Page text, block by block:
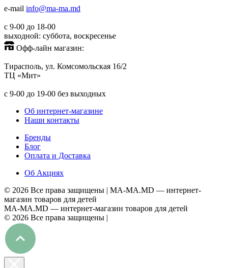
e-mail info@ma-ma.md
с 9-00 до 18-00
выходной: суббота, воскресенье
Офф-лайн магазин:
Тирасполь, ул. Комсомольская 16/2
ТЦ «Мит»
с 9-00 до 19-00 без выходных
Об интернет-магазине
Наши контакты
Бренды
Блог
Оплата и Доставка
Об Акциях
© 2026 Все права защищены | MA-MA.MD — интернет-
магазин товаров для детей
MA-MA.MD — интернет-магазин товаров для детей
© 2026 Все права защищены |